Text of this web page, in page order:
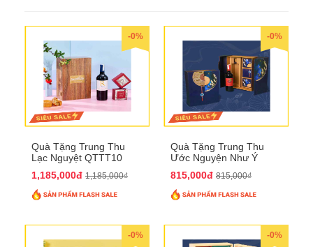
-0%
Quà Tặng Trung Thu
Lạc Nguyệt QTTT10
1,185,000đ 1,185,000₫
-0%
Quà Tặng Trung Thu
Ước Nguyện Như Ý
815,000đ 815,000₫
-0% -0%